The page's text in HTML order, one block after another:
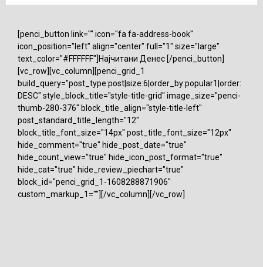
[penci_button link="" icon="fa fa-address-book"
icon_position="left" align="center" full="1" size="large"
text_color="#FFFFFF"]Најчитани Денес [/penci_button]
[vc_row][vc_column][penci_grid_1
build_query="post_type:post|size:6|order_by:popular1|order:
DESC" style_block_title="style-title-grid" image_size="penci-
thumb-280-376" block_title_align="style-title-left"
post_standard_title_length="12"
block_title_font_size="14px" post_title_font_size="12px"
hide_comment="true" hide_post_date="true"
hide_count_view="true" hide_icon_post_format="true"
hide_cat="true" hide_review_piechart="true"
block_id="penci_grid_1-1608288871906"
custom_markup_1=""][/vc_column][/vc_row]